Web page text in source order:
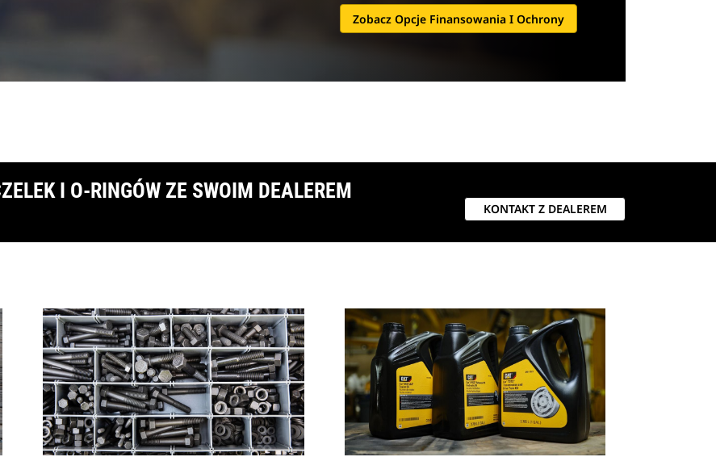
Zobacz Opcje Finansowania I Ochrony
I O-RINGÓW ZE SWOIM DEALEREM
KONTAKT Z DEALEREM